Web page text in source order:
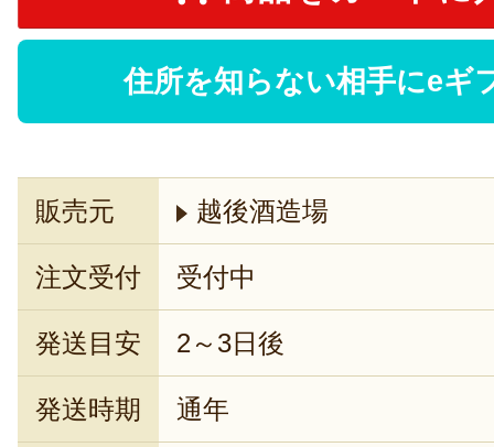
住所を知らない相手にeギ
販売元 越後酒造場
注文受付 受付中
発送目安 2～3日後
発送時期 通年